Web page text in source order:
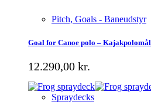
Pitch, Goals - Baneudstyr
Goal for Canoe polo – Kajakpolomål
12.290,00 kr.
Spraydecks